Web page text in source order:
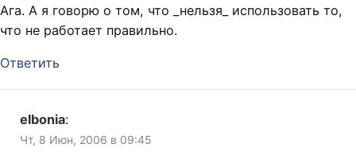
Ага. А я говорю о том, что _нельзя_ использовать то,
что не работает правильно.
Ответить
elbonia:
Чт, 8 Июн, 2006 в 09:45